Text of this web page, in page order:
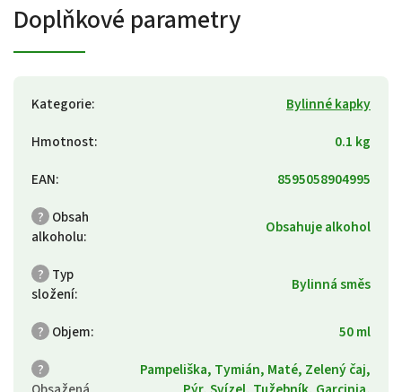
Doplňkové parametry
Kategorie:
Bylinné kapky
Hmotnost:
0.1 kg
EAN:
8595058904995
? Obsah
alkoholu: Obsahuje alkohol
? Typ
složení: Bylinná směs
? Objem:
50 ml
?
Pampeliška, Tymián, Maté, Zelený čaj,